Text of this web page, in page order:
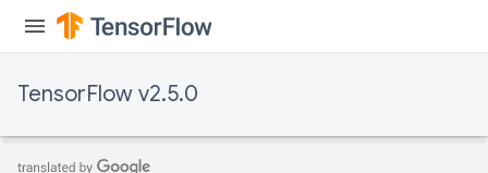
TensorFlow v2.5.0